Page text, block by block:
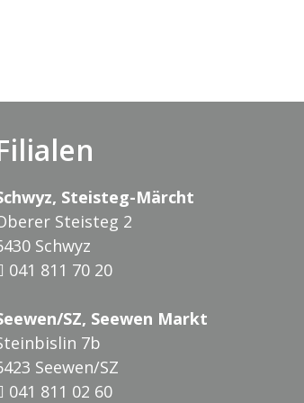
Steisteg-Märcht
Steisteg 2
Schwyz
041 811 70 20
SZ, Seewen Markt
7b
Seewen/SZ
041 811 02 60